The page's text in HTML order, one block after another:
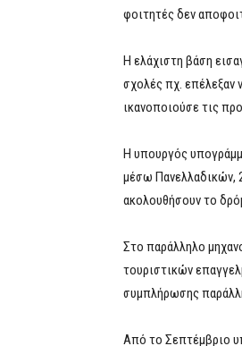
φοιτητές δεν
Η ελάχιστη βάση
σχολές πχ. επέλεξαν
ικανοποιούσε τις
Η υπουργός
μέσω Πανελλαδικών,
ακολουθήσουν το
Στο παράλληλο
τουριστικών
συμπλήρωσης
Από το Σεπτέμβριο